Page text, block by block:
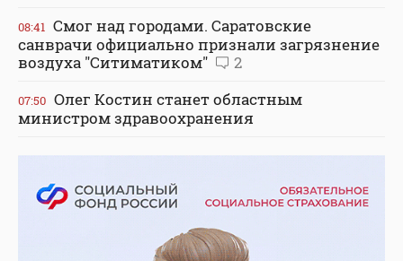
08:41 Смог над городами. Саратовские
санврачи официально признали загрязнение
воздуха "Ситиматиком"
2
07:50 Олег Костин станет областным
министром здравоохранения